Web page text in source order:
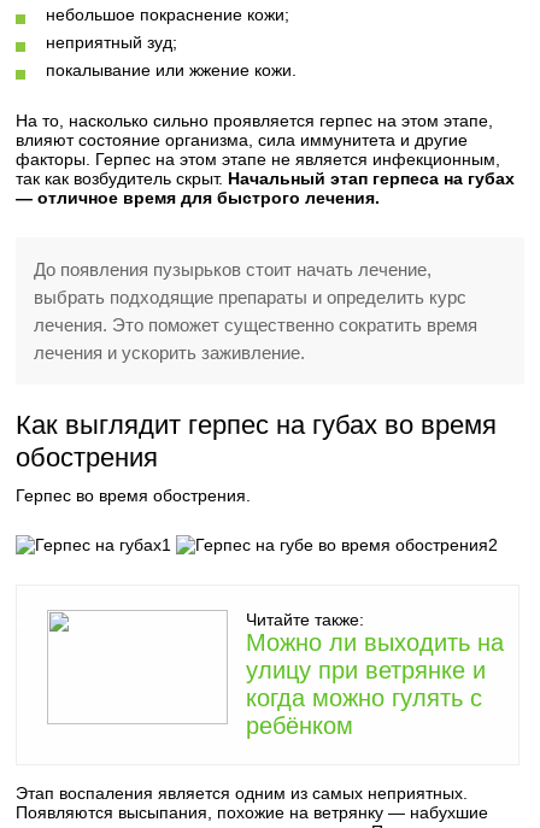
небольшое покраснение кожи;
неприятный зуд;
покалывание или жжение кожи.
На то, насколько сильно проявляется герпес на этом этапе,
влияют состояние организма, сила иммунитета и другие
факторы. Герпес на этом этапе не является инфекционным,
так как возбудитель скрыт. Начальный этап герпеса на губах
— отличное время для быстрого лечения.
До появления пузырьков стоит начать лечение,
выбрать подходящие препараты и определить курс
лечения. Это поможет существенно сократить время
лечения и ускорить заживление.
Как выглядит герпес на губах во время
обострения
Герпес во время обострения.
1 2
Читайте также:
Можно ли выходить на
улицу при ветрянке и
когда можно гулять с
ребёнком
Этап воспаления является одним из самых неприятных.
Появляются высыпания, похожие на ветрянку — набухшие